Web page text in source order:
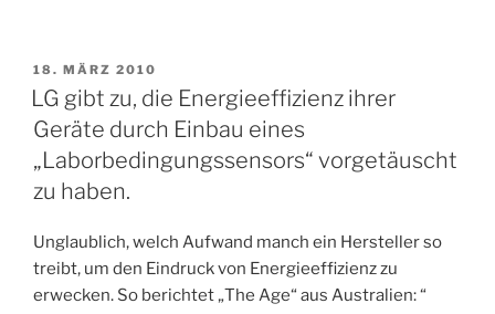
VERÖFFENTLICHT
AM
18. MÄRZ 2010
LG gibt zu, die Energieeffizienz ihrer
Geräte durch Einbau eines
„Laborbedingungssensors“ vorgetäuscht
zu haben.
Unglaublich, welch Aufwand manch ein Hersteller so
treibt, um den Eindruck von Energieeffizienz zu
erwecken. So berichtet „The Age“ aus Australien: “